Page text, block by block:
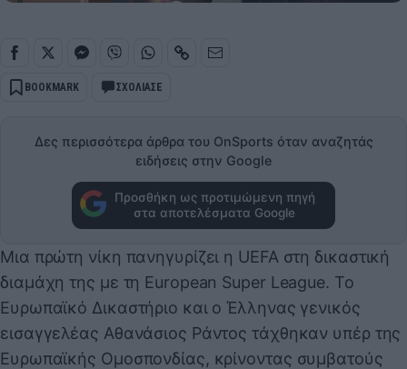
BOOKMARK ΣΧΟΛΙΑΣΕ
Δες περισσότερα άρθρα του OnSports όταν αναζητάς
ειδήσεις στην Google
Προσθήκη ως προτιμώμενη πηγή
στα αποτελέσματα Google
Μια πρώτη νίκη πανηγυρίζει η UEFA στη δικαστική
διαμάχη της με τη European Super League. Το
Ευρωπαϊκό Δικαστήριο και ο Έλληνας γενικός
εισαγγελέας Αθανάσιος Ράντος τάχθηκαν υπέρ της
Ευρωπαϊκής Ομοσπονδίας, κρίνοντας συμβατούς